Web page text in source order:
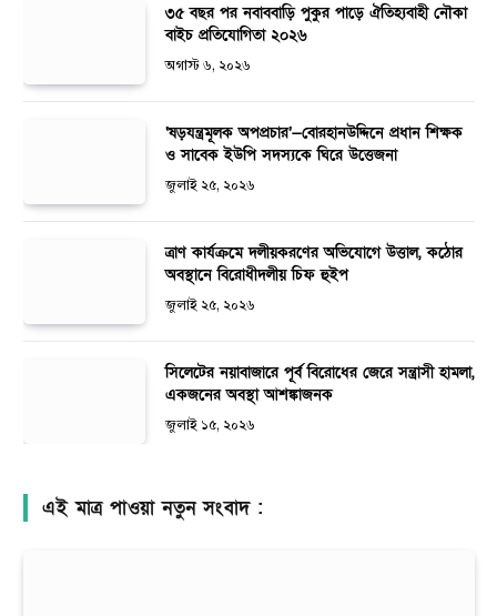
৩৫ বছর পর নবাববাড়ি পুকুর পাড়ে ঐতিহ্যবাহী নৌকা
বাইচ প্রতিযোগিতা ২০২৬
অগাস্ট ৬, ২০২৬
‘ষড়যন্ত্রমূলক অপপ্রচার’—বোরহানউদ্দিনে প্রধান শিক্ষক
ও সাবেক ইউপি সদস্যকে ঘিরে উত্তেজনা
জুলাই ২৫, ২০২৬
ত্রাণ কার্যক্রমে দলীয়করণের অভিযোগে উত্তাল, কঠোর
অবস্থানে বিরোধীদলীয় চিফ হুইপ
জুলাই ২৫, ২০২৬
সিলেটের নয়াবাজারে পূর্ব বিরোধের জেরে সন্ত্রাসী হামলা,
একজনের অবস্থা আশঙ্কাজনক
জুলাই ১৫, ২০২৬
এই মাত্র পাওয়া নতুন সংবাদ :